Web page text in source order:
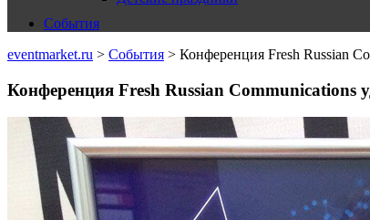
События
eventmarket.ru > События > Конференция Fresh Russian
Конференция Fresh Russian Communications